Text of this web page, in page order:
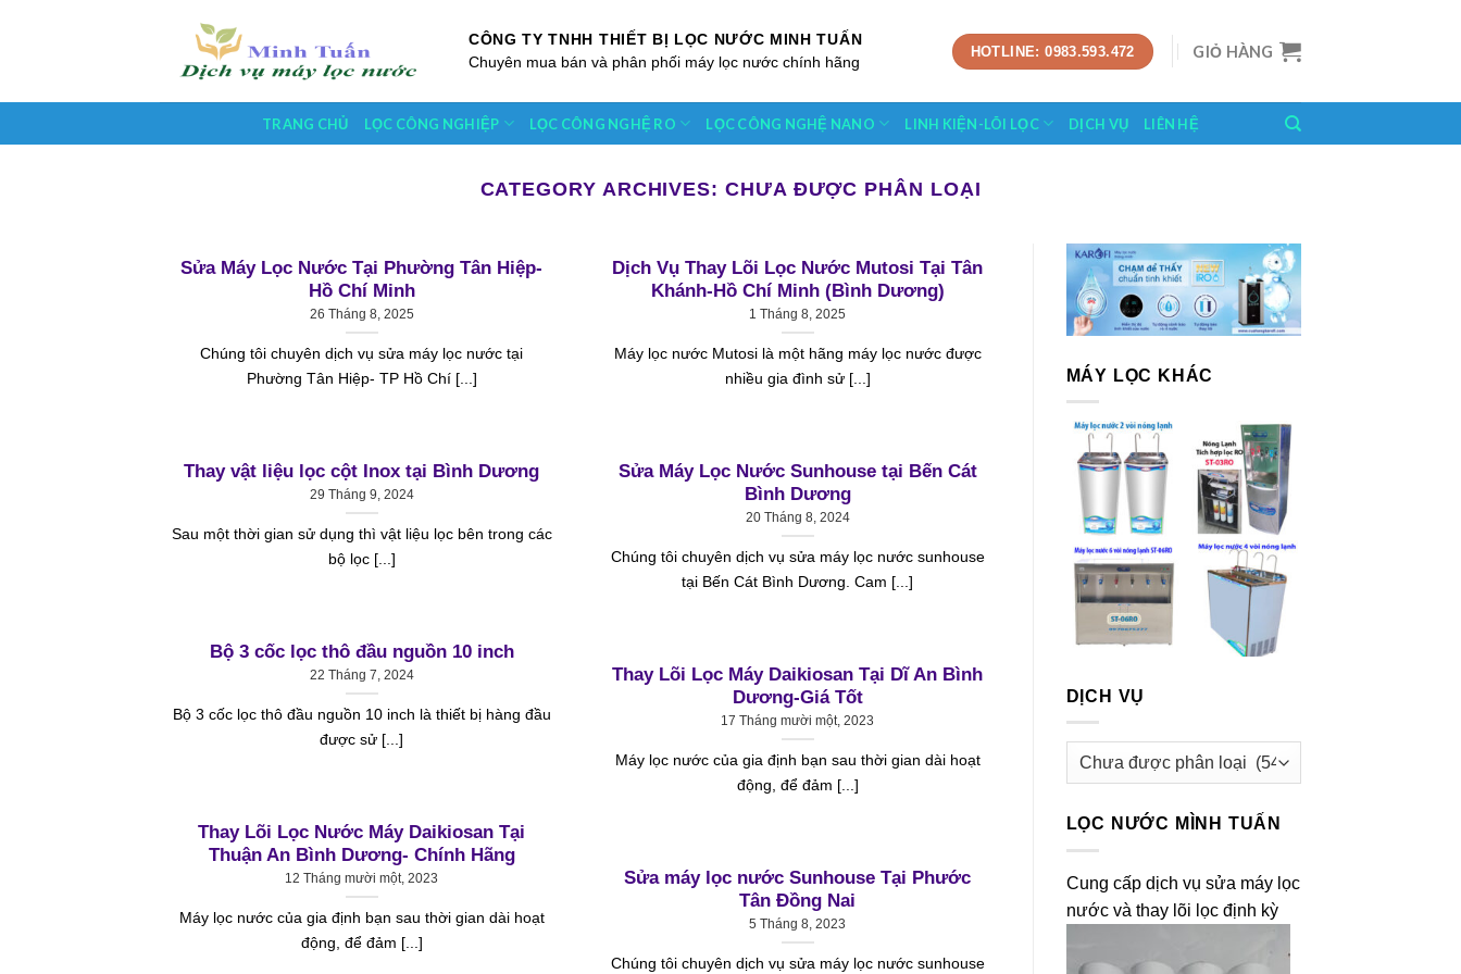
CÔNG TY TNHH THIẾT BỊ LỌC NƯỚC MINH TUẤN
Chuyên mua bán và phân phối máy lọc nước chính hãng
HOTLINE: 0983.593.472 GIỎ HÀNG
TRANG CHỦ LỌC CÔNG NGHIỆP LỌC CÔNG NGHỆ RO LỌC CÔNG NGHỆ NANO LINH KIỆN-LÕI LỌC DỊCH VỤ LIÊN HỆ
CATEGORY ARCHIVES: CHƯA ĐƯỢC PHÂN LOẠI
Sửa Máy Lọc Nước Tại Phường Tân Hiệp-
Hồ Chí Minh
26 Tháng 8, 2025
Chúng tôi chuyên dịch vụ sửa máy lọc nước tại
Phường Tân Hiệp- TP Hồ Chí [...]
Dịch Vụ Thay Lõi Lọc Nước Mutosi Tại Tân
Khánh-Hồ Chí Minh (Bình Dương)
1 Tháng 8, 2025
Máy lọc nước Mutosi là một hãng máy lọc nước được
nhiều gia đình sử [...]
Thay vật liệu lọc cột Inox tại Bình Dương
29 Tháng 9, 2024
Sau một thời gian sử dụng thì vật liệu lọc bên trong các
bộ lọc [...]
Sửa Máy Lọc Nước Sunhouse tại Bến Cát
Bình Dương
20 Tháng 8, 2024
Chúng tôi chuyên dịch vụ sửa máy lọc nước sunhouse
tại Bến Cát Bình Dương. Cam [...]
Bộ 3 cốc lọc thô đầu nguồn 10 inch
22 Tháng 7, 2024
Bộ 3 cốc lọc thô đầu nguồn 10 inch là thiết bị hàng đầu
được sử [...]
Thay Lõi Lọc Máy Daikiosan Tại Dĩ An Bình
Dương-Giá Tốt
17 Tháng mười một, 2023
Máy lọc nước của gia định bạn sau thời gian dài hoạt
động, để đảm [...]
Thay Lõi Lọc Nước Máy Daikiosan Tại
Thuận An Bình Dương- Chính Hãng
12 Tháng mười một, 2023
Máy lọc nước của gia định bạn sau thời gian dài hoạt
động, để đảm [...]
Sửa máy lọc nước Sunhouse Tại Phước
Tân Đồng Nai
5 Tháng 8, 2023
Chúng tôi chuyên dịch vụ sửa máy lọc nước sunhouse
MÁY LỌC KHÁC
DỊCH VỤ
Dịch
LỌC NƯỚC MÌNH TUẤN
Cung cấp dịch vụ sửa máy lọc
nước và thay lõi lọc định kỳ